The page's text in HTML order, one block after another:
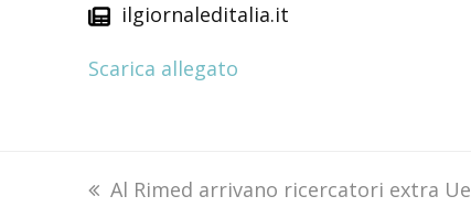
ilgiornaleditalia.it
Scarica allegato
previous
Al Rimed arrivano ricercatori extra Ue